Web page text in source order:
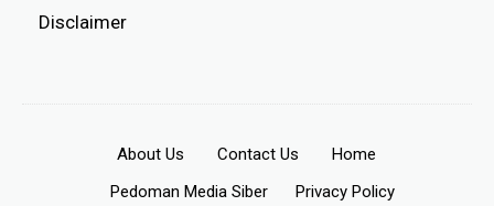
Disclaimer
About Us Contact Us
Home
Pedoman Media Siber
Privacy Policy